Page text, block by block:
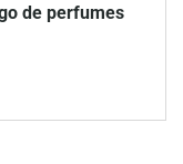
de perfumes